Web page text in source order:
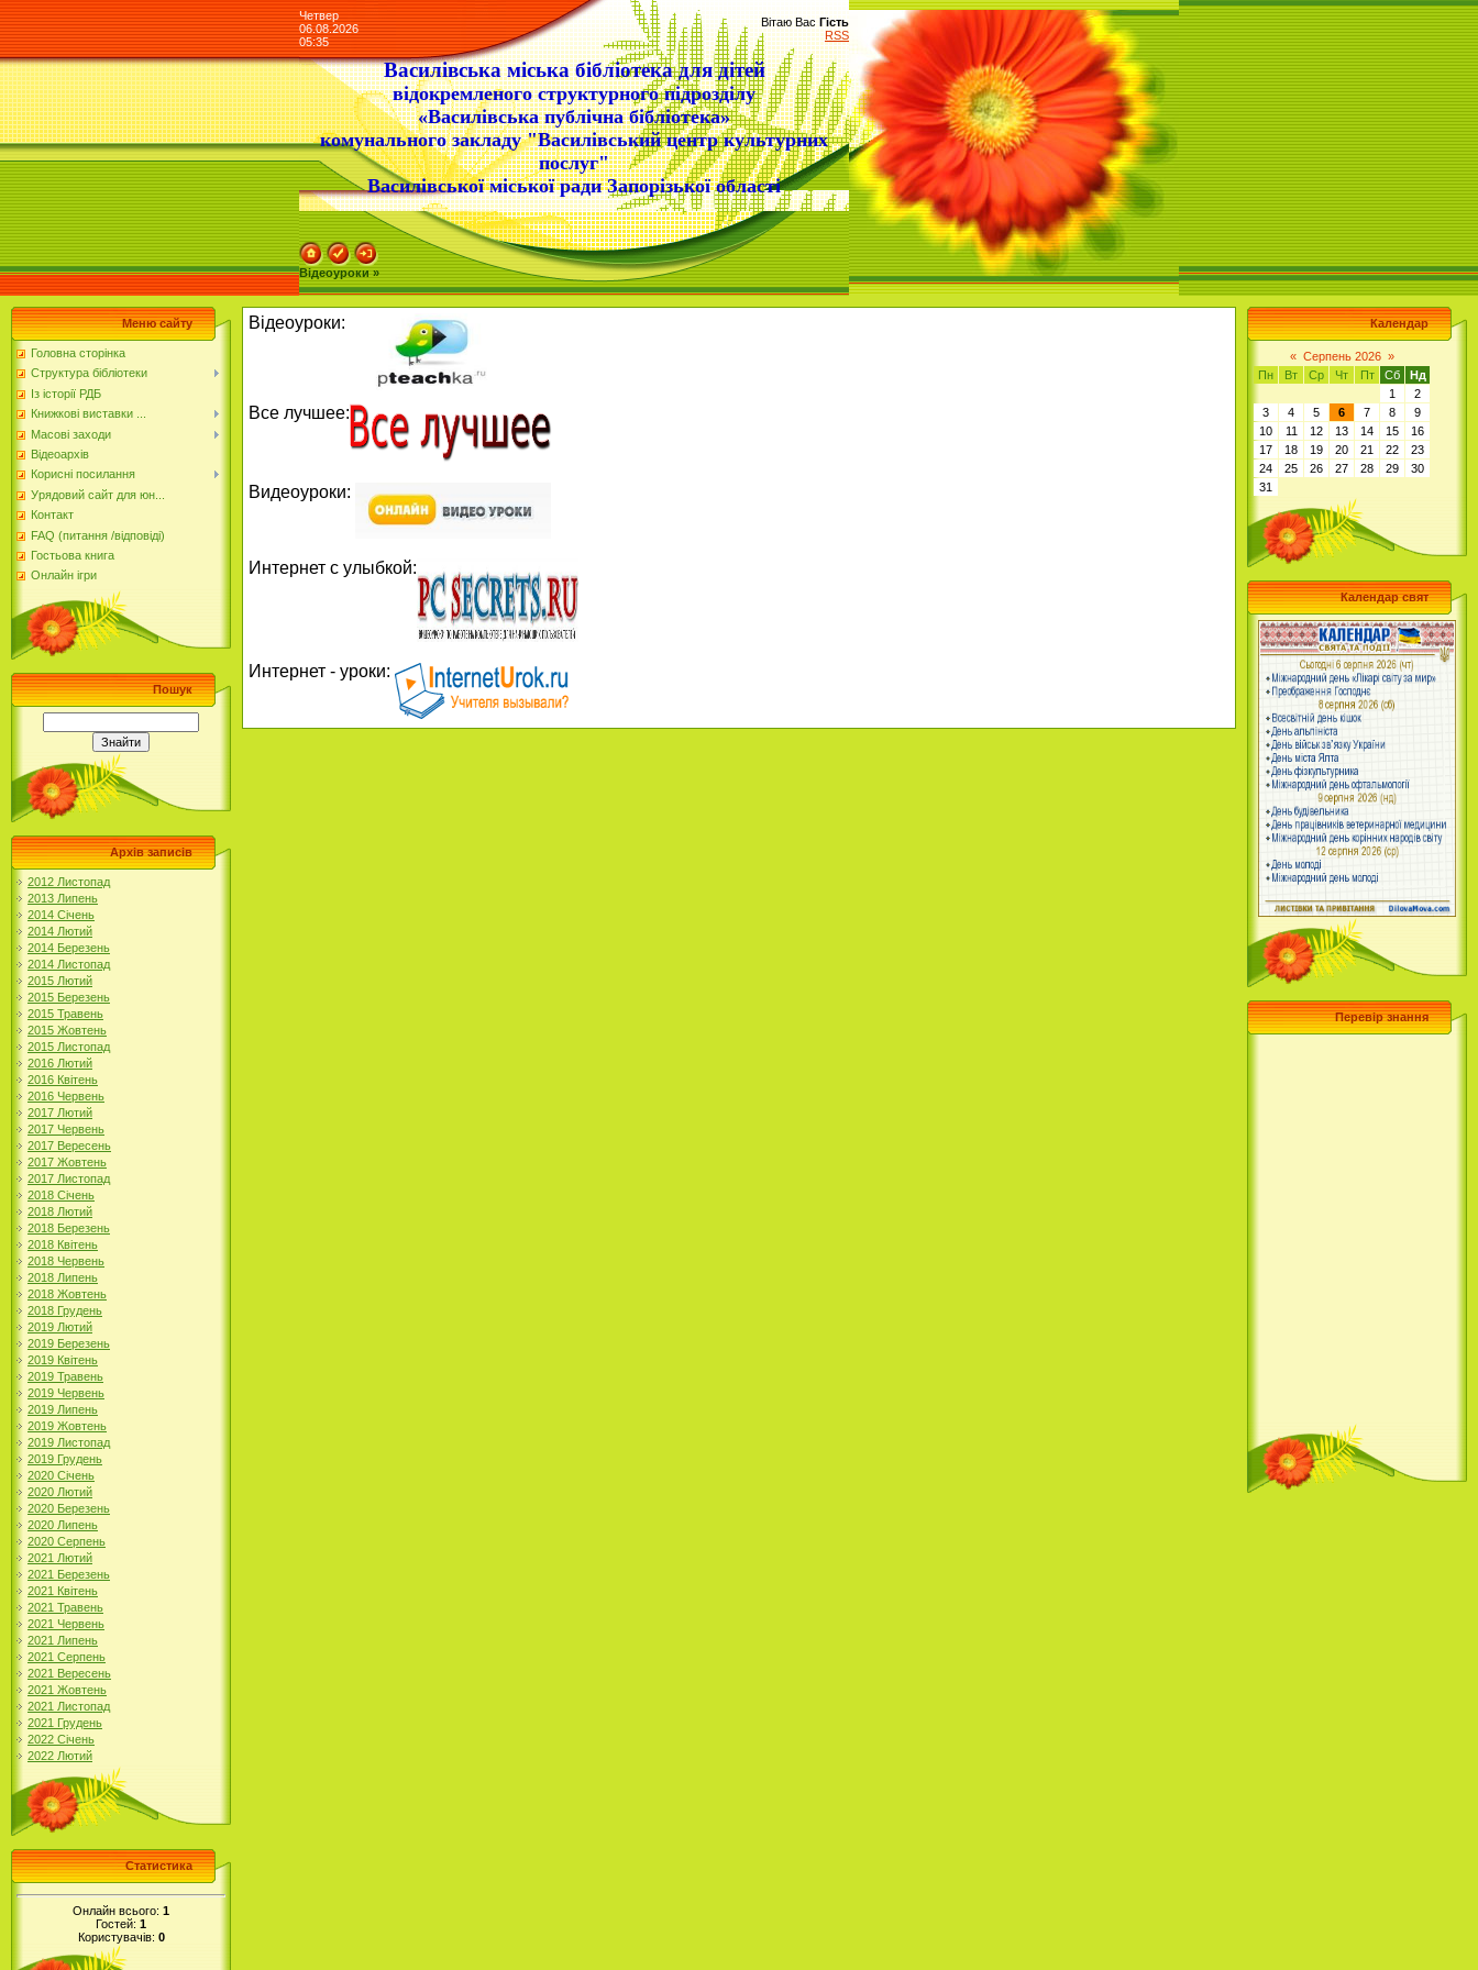
Четвер
06.08.2026
05:35
Вітаю Вас Гість
RSS
Василівська міська бібліотека для дітей
відокремленого структурного підрозділу
«Василівська публічна бібліотека»
комунального закладу "Василівський центр культурних
послуг"
Василівської міської ради Запорізької області
Відеоуроки »
Меню сайту
Головна сторінка
Структура бібліотеки
Із історії РДБ
Книжкові виставки ...
Масові заходи
Відеоархів
Корисні посилання
Урядовий сайт для юн...
Контакт
FAQ (питання /відповіді)
Гостьова книга
Онлайн ігри
Пошук
Архів записів
2012 Листопад
2013 Липень
2014 Січень
2014 Лютий
2014 Березень
2014 Листопад
2015 Лютий
2015 Березень
2015 Травень
2015 Жовтень
2015 Листопад
2016 Лютий
2016 Квітень
2016 Червень
2017 Лютий
2017 Червень
2017 Вересень
2017 Жовтень
2017 Листопад
2018 Січень
2018 Лютий
2018 Березень
2018 Квітень
2018 Червень
2018 Липень
2018 Жовтень
2018 Грудень
2019 Лютий
2019 Березень
2019 Квітень
2019 Травень
2019 Червень
2019 Липень
2019 Жовтень
2019 Листопад
2019 Грудень
2020 Січень
2020 Лютий
2020 Березень
2020 Липень
2020 Серпень
2021 Лютий
2021 Березень
2021 Квітень
2021 Травень
2021 Червень
2021 Липень
2021 Серпень
2021 Вересень
2021 Жовтень
2021 Листопад
2021 Грудень
2022 Січень
2022 Лютий
Статистика
Онлайн всього: 1
Гостей: 1
Користувачів: 0
Відеоуроки:
Все лучшее:
Видеоуроки:
Интернет с улыбкой:
Интернет - уроки:
Календар
« Серпень 2026 »
Пн
Вт Ср Чт Пт Сб
Нд
1
2
3
4 5 6 7 8
9
10
11 12 13 14 15
16
17
18 19 20 21 22
23
24
25 26 27 28 29
30
31
Календар свят
Перевір знання